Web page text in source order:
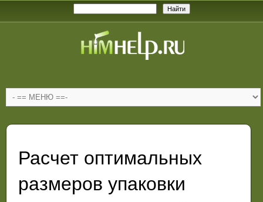
Расчет оптимальных
размеров упаковки